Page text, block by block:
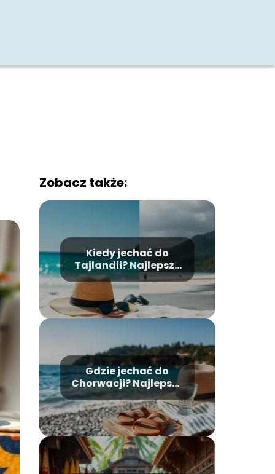
Zobacz także:
Kiedy jechać do
Tajlandii? Najlepsze
pory i praktyczne
porady
Gdzie jechać do
Chorwacji? Najlepsze
miejsca i porady